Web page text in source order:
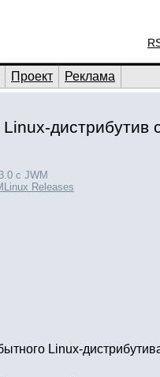
Проект Реклама
дистрибутив
с JWM
Releases
Linux-